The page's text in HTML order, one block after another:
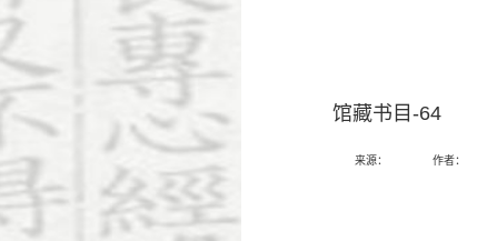
馆藏书目-64
来源： 作者：